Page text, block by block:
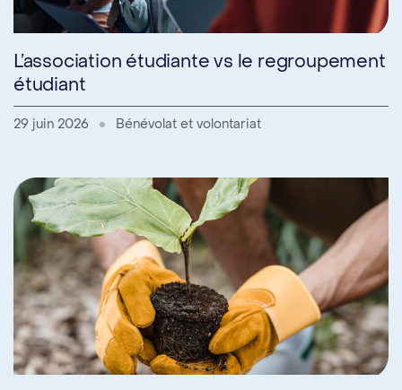
L’association étudiante vs le regroupement
étudiant
29 juin 2026 Bénévolat et volontariat